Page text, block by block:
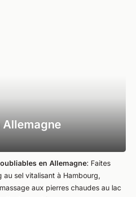
Allemagne
en Allemagne: Faites
sel vitalisant à Hambourg,
aux pierres chaudes au lac